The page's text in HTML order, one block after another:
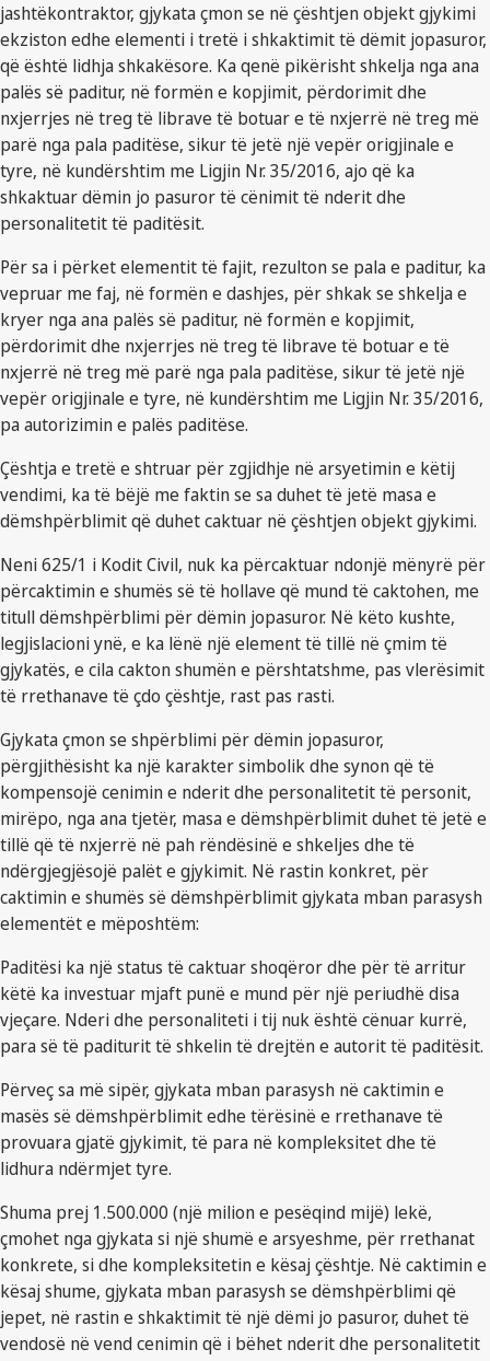
jashtëkontraktor, gjykata çmon se në çështjen objekt gjykimi
ekziston edhe elementi i tretë i shkaktimit të dëmit jopasuror,
që është lidhja shkakësore. Ka qenë pikërisht shkelja nga ana
palës së paditur, në formën e kopjimit, përdorimit dhe
nxjerrjes në treg të librave të botuar e të nxjerrë në treg më
parë nga pala paditëse, sikur të jetë një vepër origjinale e
tyre, në kundërshtim me Ligjin Nr. 35/2016, ajo që ka
shkaktuar dëmin jo pasuror të cënimit të nderit dhe
personalitetit të paditësit.
Për sa i përket elementit të fajit, rezulton se pala e paditur, ka
vepruar me faj, në formën e dashjes, për shkak se shkelja e
kryer nga ana palës së paditur, në formën e kopjimit,
përdorimit dhe nxjerrjes në treg të librave të botuar e të
nxjerrë në treg më parë nga pala paditëse, sikur të jetë një
vepër origjinale e tyre, në kundërshtim me Ligjin Nr. 35/2016,
pa autorizimin e palës paditëse.
Çështja e tretë e shtruar për zgjidhje në arsyetimin e këtij
vendimi, ka të bëjë me faktin se sa duhet të jetë masa e
dëmshpërblimit që duhet caktuar në çështjen objekt gjykimi.
Neni 625/1 i Kodit Civil, nuk ka përcaktuar ndonjë mënyrë për
përcaktimin e shumës së të hollave që mund të caktohen, me
titull dëmshpërblimi për dëmin jopasuror. Në këto kushte,
legjislacioni ynë, e ka lënë një element të tillë në çmim të
gjykatës, e cila cakton shumën e përshtatshme, pas vlerësimit
të rrethanave të çdo çështje, rast pas rasti.
Gjykata çmon se shpërblimi për dëmin jopasuror,
përgjithësisht ka një karakter simbolik dhe synon që të
kompensojë cenimin e nderit dhe personalitetit të personit,
mirëpo, nga ana tjetër, masa e dëmshpërblimit duhet të jetë e
tillë që të nxjerrë në pah rëndësinë e shkeljes dhe të
ndërgjegjësojë palët e gjykimit. Në rastin konkret, për
caktimin e shumës së dëmshpërblimit gjykata mban parasysh
elementët e mëposhtëm:
Paditësi ka një status të caktuar shoqëror dhe për të arritur
këtë ka investuar mjaft punë e mund për një periudhë disa
vjeçare. Nderi dhe personaliteti i tij nuk është cënuar kurrë,
para së të paditurit të shkelin të drejtën e autorit të paditësit.
Përveç sa më sipër, gjykata mban parasysh në caktimin e
masës së dëmshpërblimit edhe tërësinë e rrethanave të
provuara gjatë gjykimit, të para në kompleksitet dhe të
lidhura ndërmjet tyre.
Shuma prej 1.500.000 (një milion e pesëqind mijë) lekë,
çmohet nga gjykata si një shumë e arsyeshme, për rrethanat
konkrete, si dhe kompleksitetin e kësaj çështje. Në caktimin e
kësaj shume, gjykata mban parasysh se dëmshpërblimi që
jepet, në rastin e shkaktimit të një dëmi jo pasuror, duhet të
vendosë në vend cenimin që i bëhet nderit dhe personalitetit